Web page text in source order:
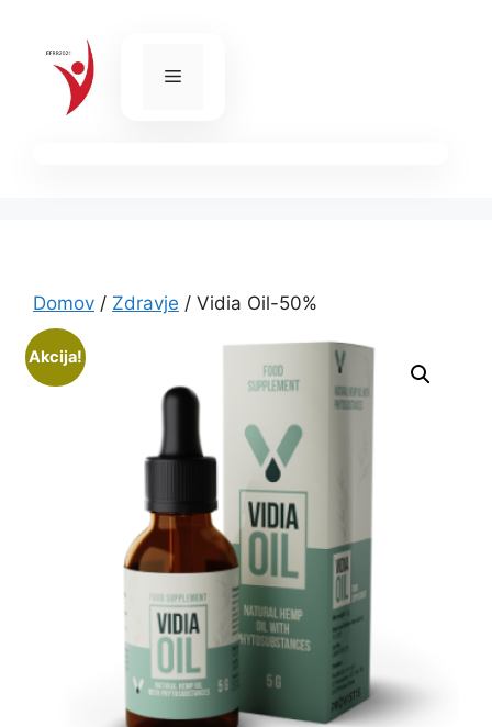
content
Menu
Domov / Zdravje / Vidia Oil-50%
Akcija!